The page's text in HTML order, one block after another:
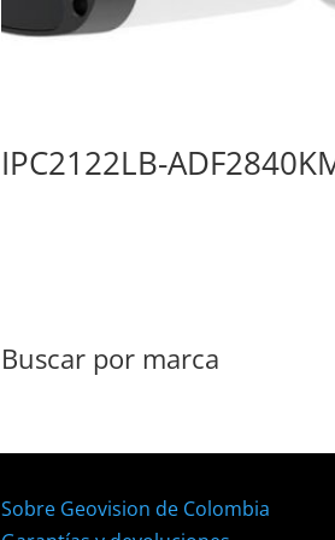
IPC2122LB-
Buscar por marca
Sobre Geovision de Colombia